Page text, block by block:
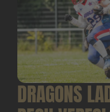
DRAGONS